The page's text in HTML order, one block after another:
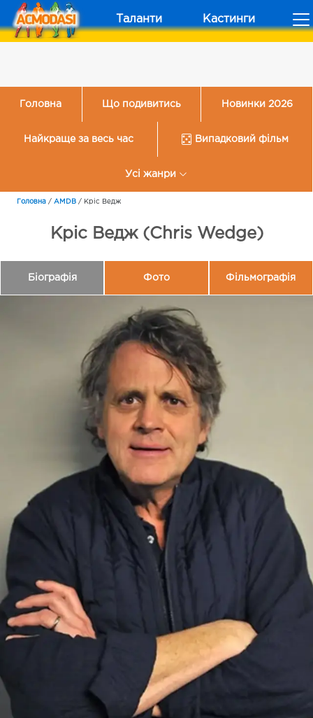
Таланти Кастинги
Головна Що подивитись Новинки 2026
Найкраще за весь час Випадковий фільм
Усі жанри
Головна / AMDB / Кріс Ведж
Кріс Ведж (Chris Wedge)
Біографія Фото Фільмографія